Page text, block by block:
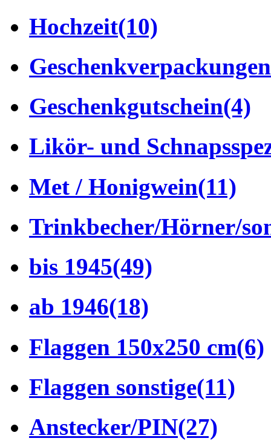
Hochzeit(10)
Geschenkverpackungen
Geschenkgutschein(4)
Likör- und
Met / Honigwein(11)
Trinkbecher/Hörner/
bis 1945(49)
ab 1946(18)
Flaggen 150x250 cm(6)
Flaggen sonstige(11)
Anstecker/PIN(27)